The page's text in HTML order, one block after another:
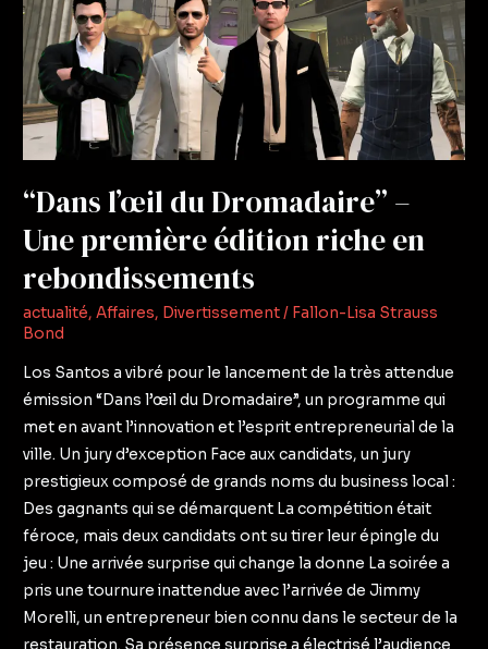
“Dans l’œil du Dromadaire” –
Une première édition riche en
rebondissements
actualité,Affaires, Divertissement/ Fallon-Lisa Strauss
Bond
Los Santos a vibré pour le lancement de la très attendue
émission “Dans l’œil du Dromadaire”, un programme qui
met en avant l’innovation et l’esprit entrepreneurial de la
ville. Un jury d’exception Face aux candidats, un jury
prestigieux composé de grands noms du business local :
Des gagnants qui se démarquent La compétition était
féroce, mais deux candidats ont su tirer leur épingle du
jeu : Une arrivée surprise qui change la donne La soirée a
pris une tournure inattendue avec l’arrivée de Jimmy
Morelli, un entrepreneur bien connu dans le secteur de la
Dromadaire”
–
Une
première
édition
riche
rebondissements